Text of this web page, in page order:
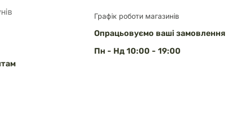
Графік роботи магазинів
Опрацьовуємо ваші замовлення
Пн - Нд 10:00 - 19:00